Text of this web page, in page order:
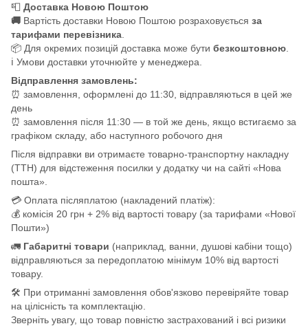
📮 Доставка Новою Поштою
🚚 Вартість доставки Новою Поштою розраховується за
тарифами перевізника
📦 Для окремих позицій доставка може бути безкоштовною
ℹ️ Умови доставки уточнюйте у менеджера.
Відправлення замовлень:
⏰ замовлення, оформлені до 11:30, відправляються в цей же
день
⏰ замовлення після 11:30 — в той же день, якщо встигаємо за
графіком складу, або наступного робочого дня
Після відправки ви отримаєте товарно-транспортну накладну
(ТТН) для відстеження посилки у додатку чи на сайті «Нова
пошта».
💳 Оплата післяплатою (накладений платіж):
💰 комісія 20 грн + 2% від вартості товару (за тарифами «Нової
Пошти»)
🚛 Габаритні товари (наприклад, ванни, душові кабіни тощо)
відправляються за передоплатою мінімум 10% від вартості
товару.
🛠️ При отриманні замовлення обов'язково перевіряйте товар
на цілісність та комплектацію.
Зверніть увагу, що товар повністю застрахований і всі ризики